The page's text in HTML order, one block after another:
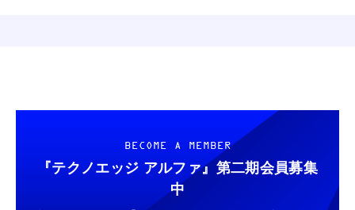
BECOME A MEMBER
『テクノエッジ アルファ』 第二期会員募集
中